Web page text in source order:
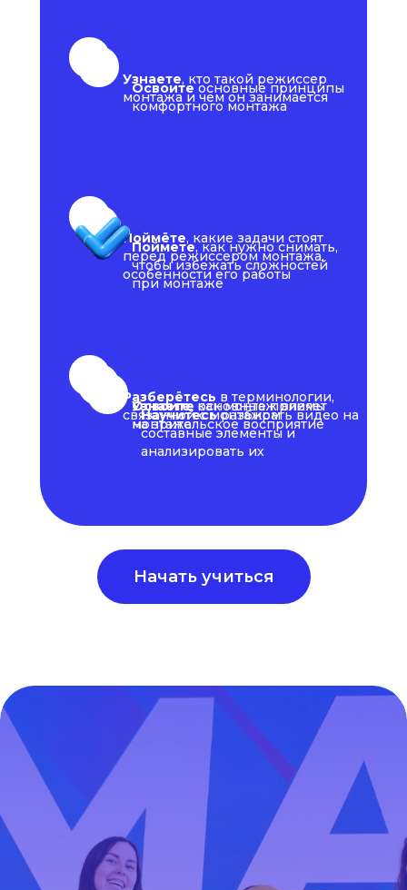
и портфолио
Удобный формат,
Возможно стать
частью
сообщества
Узнаете, кто такой режиссер
монтажа и чем он занимается
Поймёте, какие задачи стоят
перед режиссером монтажа,
особенности его работы
Разберётесь в терминологии,
связанной с монтажом
Освоите основные приемы
монтажа
Научитесьразбирать видео на
составные элементы и
анализировать их
Узнаете, как монтаж влияет
на зрительское восприятие
Поймете,как нужно снимать,
чтобы избежать сложностей
при монтаже
Освоитеосновные принципы
комфортного монтажа
Начать учиться